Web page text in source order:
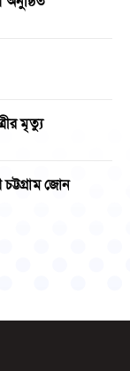
মৃত্যু
জোন